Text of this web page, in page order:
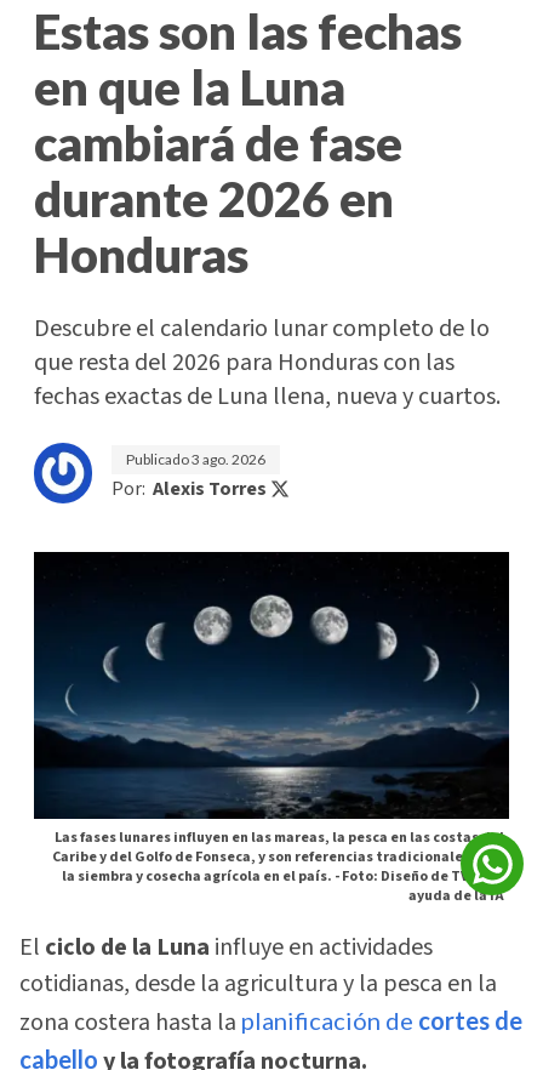
Estas son las fechas
en que la Luna
cambiará de fase
durante 2026 en
Honduras
Descubre el calendario lunar completo de lo
que resta del 2026 para Honduras con las
fechas exactas de Luna llena, nueva y cuartos.
Publicado3 ago. 2026
Por: Alexis Torres
Las fases lunares influyen en las mareas, la pesca en las costas del
Caribe y del Golfo de Fonseca, y son referencias tradicionales para
la siembra y cosecha agrícola en el país. -Foto: Diseño de TVC con
ayuda de la IA
El ciclo de la Luna influye en actividades
cotidianas, desde la agricultura y la pesca en la
zona costera hasta la planificación de cortes de
cabello y la fotografía nocturna.